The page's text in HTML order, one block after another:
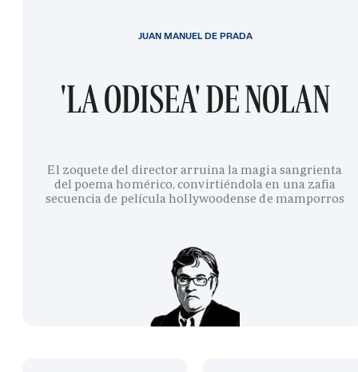
'LA ODISEA' DE NOLAN
El zoquete del director arruina la magia sangrienta
del poema homérico, convirtiéndola en una zafia
secuencia de película hollywoodense de mamporros
JUAN MANUEL DE PRADA